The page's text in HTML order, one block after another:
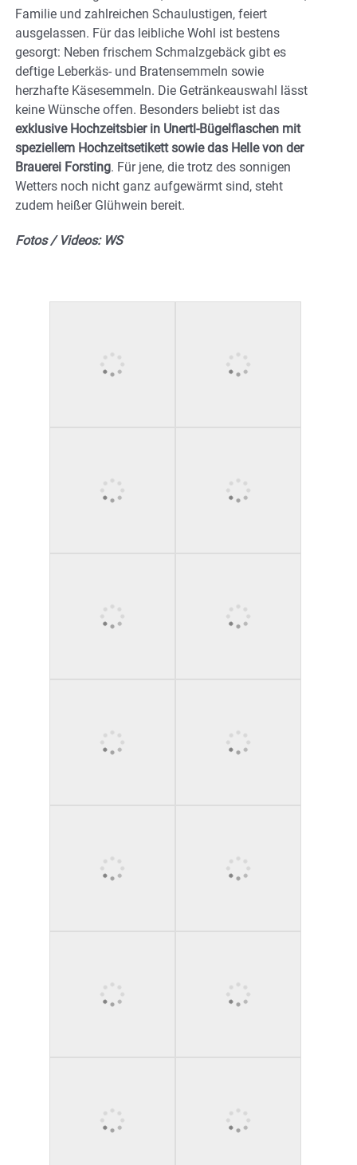
Familie und zahlreichen Schaulustigen, feiert
ausgelassen. Für das leibliche Wohl ist bestens
gesorgt: Neben frischem Schmalzgebäck gibt es
deftige Leberkäs- und Bratensemmeln sowie
herzhafte Käsesemmeln. Die Getränkeauswahl lässt
keine Wünsche offen. Besonders beliebt ist das
exklusive Hochzeitsbier in Unertl-Bügelflaschen mit
speziellem Hochzeitsetikett sowie das Helle von der
Brauerei Forsting. Für jene, die trotz des sonnigen
Wetters noch nicht ganz aufgewärmt sind, steht
zudem heißer Glühwein bereit.
Fotos / Videos: WS